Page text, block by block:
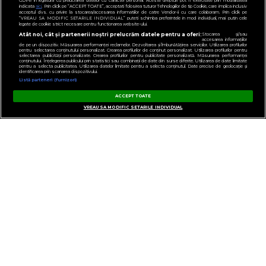
GESTIONAȚI PREFERINȚELE
indicataaici. Prin click pe “ACCEPT TOATE”, acceptati folosirea tuturor Tehnologiilor de tip Cookie, care implica inclusiv
acceptul dvs. cu privire la stocarea/accesarea informatiilor de catre Vendor-ii cu care colaboram. Prin click pe
“VREAU SA MODIFIC SETARILE INDIVIDUAL” puteti schimba preferintele in mod individual, mai putin cele
legate de cookie strict necesare pentru functionarea website-ului.
Atât noi, cât și partenerii noștri prelucrăm datele pentru a oferi: Stocarea și/sau
accesarea informațiilor
de pe un dispozitiv. Măsurarea performanței reclamelor. Dezvoltarea și îmbunătățirea serviciilor. Utilizarea profilurilor
pentru selectarea conținutului personalizat. Crearea profilurilor de conținut personalizat. Utilizarea profilurilor pentru
selectarea publicității personalizate. Crearea profilurilor pentru publicitate personalizată. Măsurarea performanței
conținutului. Înțelegerea publicului prin statistici sau combinații de date din surse diferite. Utilizarea de date limitate
pentru a selecta publicitatea. Utilizarea datelor limitate pentru a selecta conținutul. Date precise de geolocație și
identificarea prin scanarea dispozitivului.
Listă parteneri (furnizori)
ACCEPT TOATE
VREAU SA MODIFIC SETARILE INDIVIDUAL